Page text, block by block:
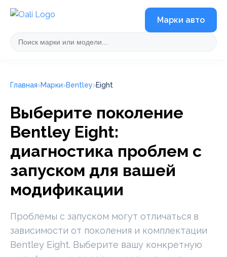
Марки авто
Главная Марки Bentley Eight
Выберите поколение
Bentley Eight:
диагностика проблем с
запуском для вашей
модификации
Проблемы с запуском могут отличаться в
зависимости от поколения и комплектации
Bentley Eight. Выберите вашу конкретную